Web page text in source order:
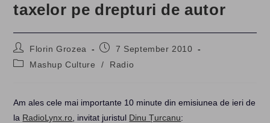
taxelor pe drepturi de autor
Post
author:
Florin Grozea
Post7 September 2010
PostMashup Culture / Radio
Am ales cele mai importante 10 minute din emisiunea de ieri de
la RadioLynx.ro , invitat juristul Dinu Țurcanu: